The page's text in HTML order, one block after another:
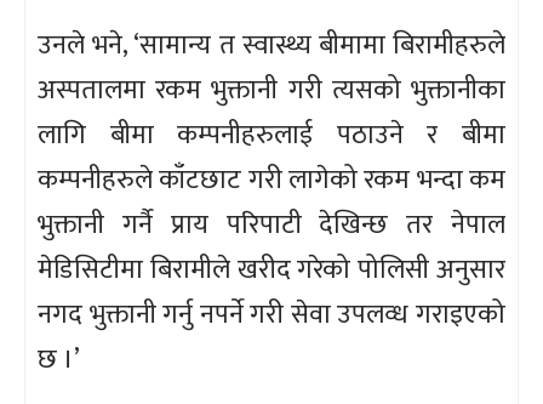
उनले भने, ‘सामान्य त स्वास्थ्य बीमामा बिरामीहरुले
अस्पतालमा रकम भुक्तानी गरी त्यसको भुक्तानीका
लागि बीमा कम्पनीहरुलाई पठाउने र बीमा
कम्पनीहरुले काँटछाट गरी लागेको रकम भन्दा कम
भुक्तानी गर्नै प्राय परिपाटी देखिन्छ तर नेपाल
मेडिसिटीमा बिरामीले खरीद गरेको पोलिसी अनुसार
नगद भुक्तानी गर्नु नपर्ने गरी सेवा उपलव्ध गराइएको
छ ।’